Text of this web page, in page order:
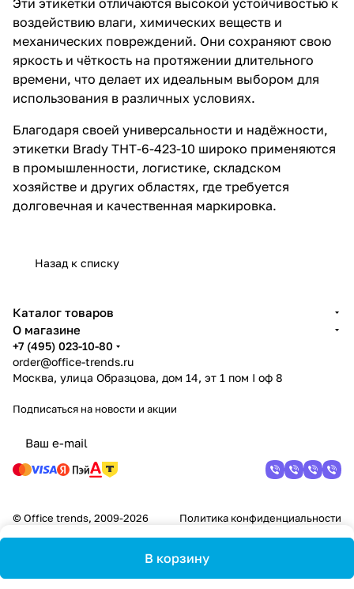
воздействию влаги, химических веществ и
механических повреждений. Они сохраняют свою
яркость и чёткость на протяжении длительного
времени, что делает их идеальным выбором для
использования в различных условиях.
Благодаря своей универсальности и надёжности,
этикетки Brady THT-6-423-10 широко применяются
в промышленности, логистике, складском
хозяйстве и других областях, где требуется
долговечная и качественная маркировка.
Назад к списку
В корзину
Каталог товаров
О магазине
+7 (495) 023-10-80
order@office-trends.ru
Москва, улица Образцова, дом 14, эт 1 пом I оф 8
Подписаться на новости и акции
© Office trends, 2009-2026 Политика конфиденциальности